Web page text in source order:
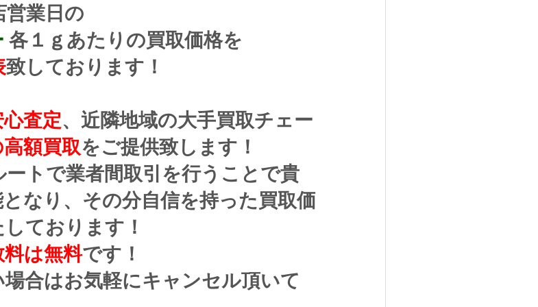
業日の
各１ｇあたりの買取価格を
致しております！
査定、近隣地域の大手買取チェー
額買取をご提供致します！
トで業者間取引を行うことで貴
なり、その分自信を持った買取価
ております！
は無料です！
合はお気軽にキャンセル頂いて